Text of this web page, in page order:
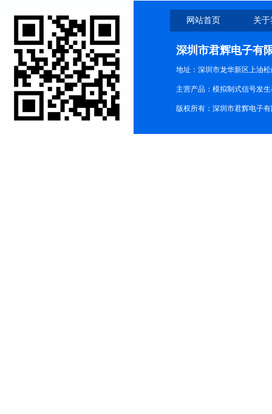
网站首页 关
深圳市君辉电子有
地址：深圳市龙华新区上油松
主营产品：模拟制式信号发
版权所有：深圳市君辉电子